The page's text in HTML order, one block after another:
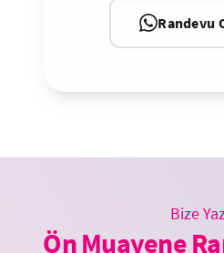
Randevu
Bize
Ön Muayene